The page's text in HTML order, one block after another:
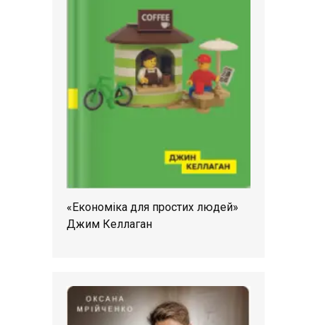
«Економіка для простих людей»
Джим Келлаган